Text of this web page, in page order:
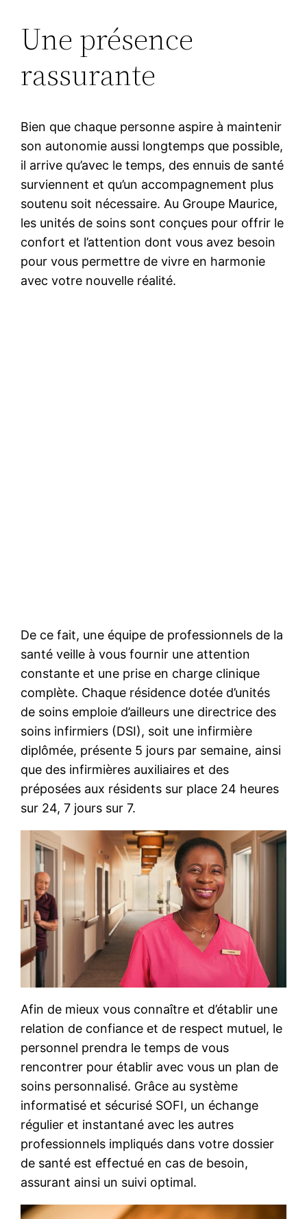
Une présence
rassurante
Bien que chaque personne aspire à maintenir
son autonomie aussi longtemps que possible,
il arrive qu’avec le temps, des ennuis de santé
surviennent et qu’un accompagnement plus
soutenu soit nécessaire. Au Groupe Maurice,
les unités de soins sont conçues pour offrir le
confort et l’attention dont vous avez besoin
pour vous permettre de vivre en harmonie
avec votre nouvelle réalité.
De ce fait, une équipe de professionnels de la
santé veille à vous fournir une attention
constante et une prise en charge clinique
complète. Chaque résidence dotée d’unités
de soins emploie d’ailleurs une directrice des
soins infirmiers (DSI), soit une infirmière
diplômée, présente 5 jours par semaine, ainsi
que des infirmières auxiliaires et des
préposées aux résidents sur place 24 heures
sur 24, 7 jours sur 7.
Afin de mieux vous connaître et d’établir une
relation de confiance et de respect mutuel, le
personnel prendra le temps de vous
rencontrer pour établir avec vous un plan de
soins personnalisé. Grâce au système
informatisé et sécurisé SOFI, un échange
régulier et instantané avec les autres
professionnels impliqués dans votre dossier
de santé est effectué en cas de besoin,
assurant ainsi un suivi optimal.